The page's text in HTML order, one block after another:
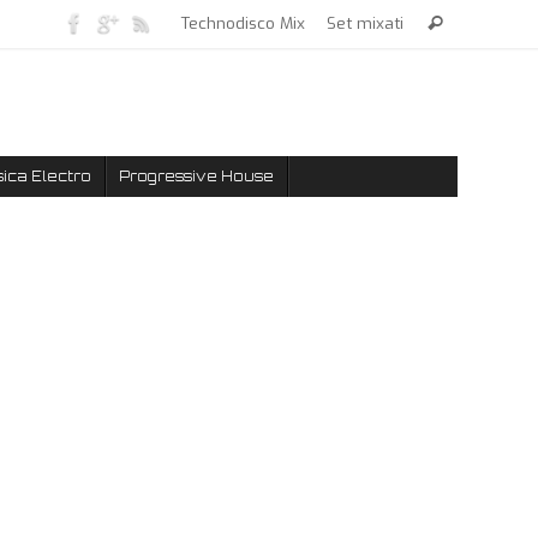
Technodisco Mix Set mixati
Electro Progressive House